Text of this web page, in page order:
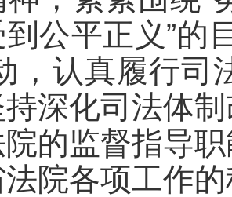
公平正义”的
，认真履行司
深化司法体
的监督指导
院各项工作